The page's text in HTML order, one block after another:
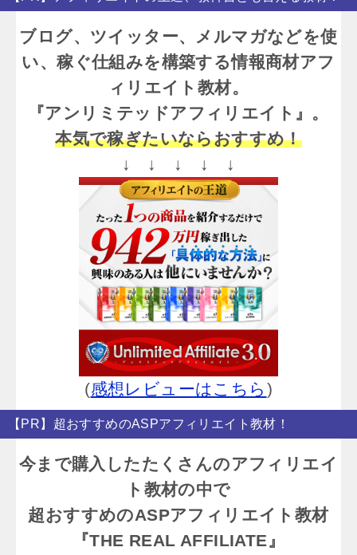
ブログ、ツイッター、メルマガなどを使
い、稼ぐ仕組みを構築する情報商材アフ
ィリエイト教材。
『アンリミテッドアフィリエイト』。
本気で稼ぎたいならおすすめ！
↓ ↓ ↓ ↓ ↓
(感想レビューはこちら )
【PR】超おすすめのASPアフィリエイト教材！
今まで購入したたくさんのアフィリエイ
ト教材の中で
超おすすめのASPアフィリエイト教材
『THE REAL AFFILIATE』